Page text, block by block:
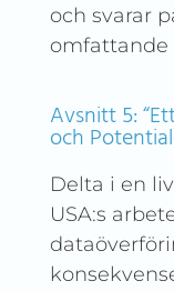
och svarar
Avsnitt 5:
och
Delta i en
USA:s